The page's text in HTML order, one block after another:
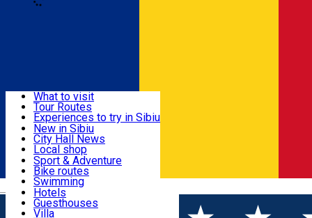
Română
Useful info
Activities & Adventure
Accommodation
Food, Drinks & Nightlife
What to visit
Tour Routes
Experiences to try in Sibiu
Podcast
Culture
Museums
Churches
Parks, Zoo
County of Sibiu
New in Sibiu
City Hall News
Local shop
Sibiu artisans
Sibiul Verde
Public services
Education
How do I get to Sibiu
Tourist Info
Sport & Adventure
Bike routes
Swimming
Riding
Indoor activities
Loc de joacă indoor
Hotels
Guesthouses
Villa